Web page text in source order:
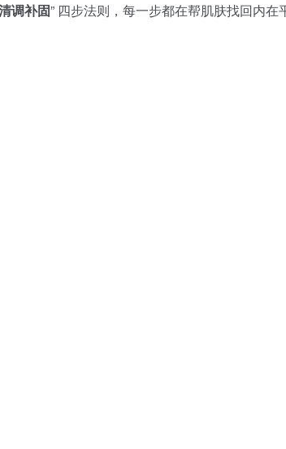
调补固” 四步法则，每一步都在帮肌肤找回内在